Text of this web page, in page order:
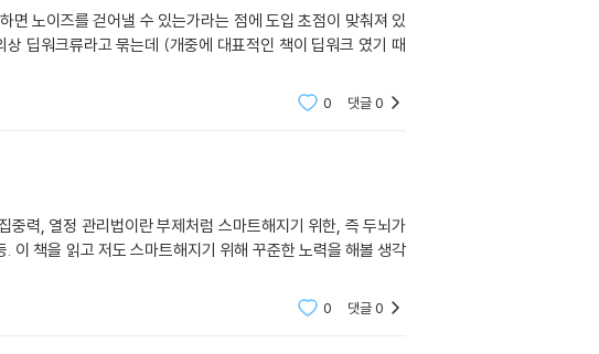
면 노이즈를 걷어낼 수 있는가라는 점에 도입 초점이 맞춰져 있
딥워크류라고 묶는데 (개중에 대표적인 책이 딥워크 였기 때
0 댓글0
력, 열정 관리법이란 부제처럼 스마트해지기 위한, 즉 두뇌가
이 책을 읽고 저도 스마트해지기 위해 꾸준한 노력을 해볼 생각
0 댓글0